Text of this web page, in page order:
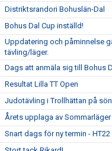
Distriktsrandori Bohuslän-Dal
Bohus Dal Cup inställd!
Uppdatering och påminnelse
tävling/läger.
Dags att anmäla sig till Bohus
Resultat Lilla TT Open
Judotävling i Trollhättan på
Årets upplaga av Sommarläger
Snart dags för ny termin - HT22